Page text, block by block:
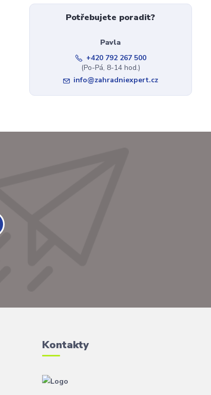
Potřebujete poradit?
Pavla
+420 792 267 500
(Po-Pá, 8-14 hod.)
info@zahradniexpert.cz
Kontakty